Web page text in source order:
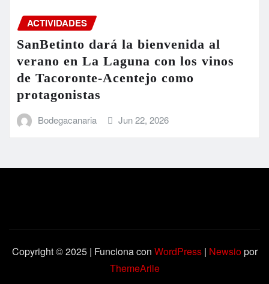
ACTIVIDADES
SanBetinto dará la bienvenida al
verano en La Laguna con los vinos
de Tacoronte-Acentejo como
protagonistas
Bodegacanaria Jun 22, 2026
Copyright © 2025 | Funciona con WordPress | Newsiopor
ThemeArile